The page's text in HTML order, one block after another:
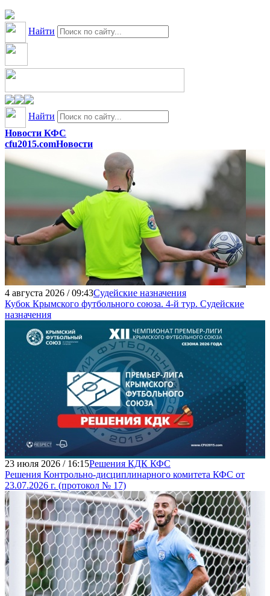
Найти
Найти
Новости КФС
cfu2015.comНовости
4 августа 2026 / 09:43Судейские назначения
Кубок Крымского футбольного союза. 4-й тур. Судейские
назначения
23 июля 2026 / 16:15Решения КДК КФС
Решения Контрольно-дисциплинарного комитета КФС от
23.07.2026 г. (протокол № 17)